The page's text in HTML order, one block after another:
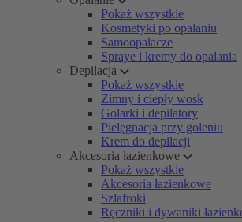
Pokaż wszystkie
Kosmetyki po opalaniu
Samoopalacze
Spraye i kremy do opalania
Depilacja
Pokaż wszystkie
Zimny i ciepły wosk
Golarki i depilatory
Pielęgnacja przy goleniu
Krem do depilacji
Akcesoria łazienkowe
Pokaż wszystkie
Akcesoria łazienkowe
Szlafroki
Ręczniki i dywaniki